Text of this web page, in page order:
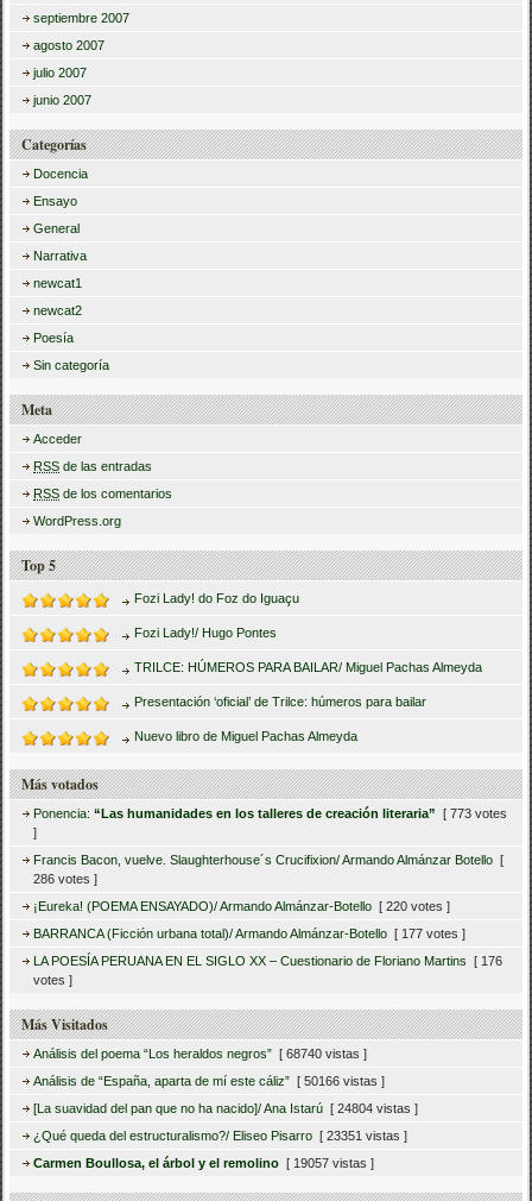
septiembre 2007
agosto 2007
julio 2007
junio 2007
Categorías
Docencia
Ensayo
General
Narrativa
newcat1
newcat2
Poesía
Sin categoría
Meta
Acceder
RSS de las entradas
RSS de los comentarios
WordPress.org
Top 5
Fozi Lady! do Foz do Iguaçu
Fozi Lady!/ Hugo Pontes
TRILCE: HÚMEROS PARA BAILAR/ Miguel Pachas Almeyda
Presentación ‘oficial’ de Trilce: húmeros para bailar
Nuevo libro de Miguel Pachas Almeyda
Más votados
Ponencia:“Las humanidades en los talleres de creación literaria”
[ 773 votes
]
Francis Bacon, vuelve. Slaughterhouse´s Crucifixion/ Armando Almánzar Botello [
286 votes ]
¡Eureka! (POEMA ENSAYADO)/ Armando Almánzar-Botello [ 220 votes ]
BARRANCA (Ficción urbana total)/ Armando Almánzar-Botello [ 177 votes ]
LA POESÍA PERUANA EN EL SIGLO XX – Cuestionario de Floriano Martins
[ 176
votes ]
Más Visitados
Análisis del poema “Los heraldos negros” [ 68740 vistas ]
Análisis de “España, aparta de mí este cáliz” [ 50166 vistas ]
[La suavidad del pan que no ha nacido]/ Ana Istarú [ 24804 vistas ]
¿Qué queda del estructuralismo?/ Eliseo Pisarro [ 23351 vistas ]
Carmen Boullosa, el árbol y el remolino [ 19057 vistas ]